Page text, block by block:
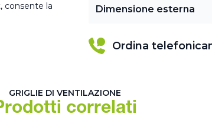
consente la
Dimensione esterna
Ordina
GRIGLIE DI VENTILAZIONE
correlati